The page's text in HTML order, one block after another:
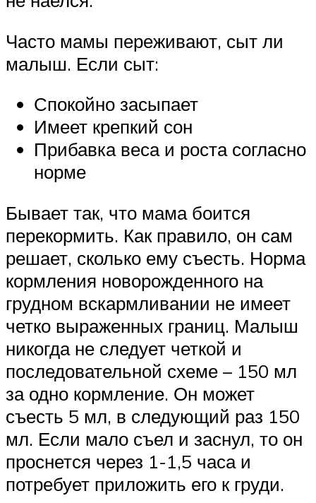
Часто мамы переживают, сыт ли
малыш. Если сыт:
Спокойно засыпает
Имеет крепкий сон
Прибавка веса и роста согласно
норме
Бывает так, что мама боится
перекормить. Как правило, он сам
решает, сколько ему съесть. Норма
кормления новорожденного на
грудном вскармливании не имеет
четко выраженных границ. Малыш
никогда не следует четкой и
последовательной схеме – 150 мл
за одно кормление. Он может
съесть 5 мл, в следующий раз 150
мл. Если мало съел и заснул, то он
проснется через 1-1,5 часа и
потребует приложить его к груди.